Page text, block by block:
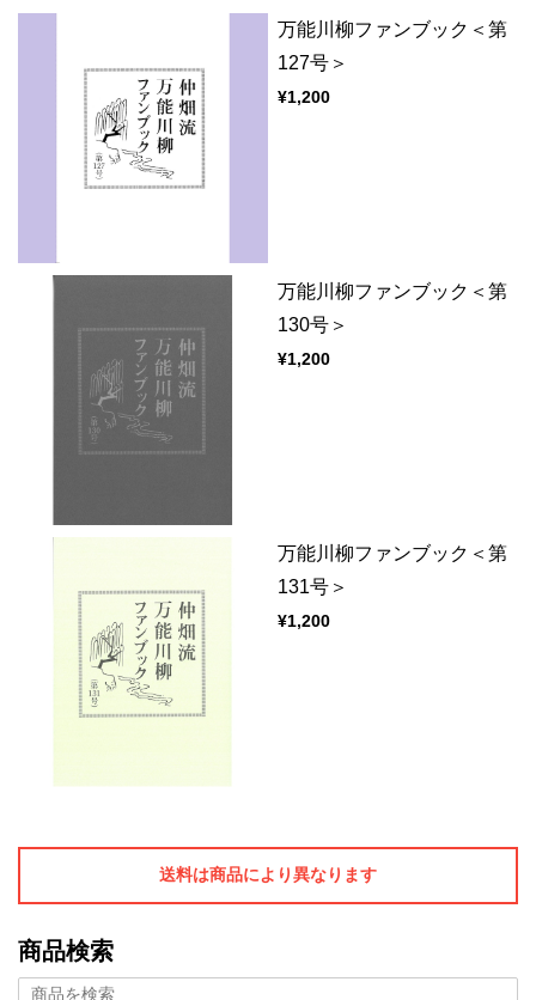
万能川柳ファンブック＜第
127号＞
¥1,200
万能川柳ファンブック＜第
130号＞
¥1,200
万能川柳ファンブック＜第
131号＞
¥1,200
送料は商品により異なります
商品検索